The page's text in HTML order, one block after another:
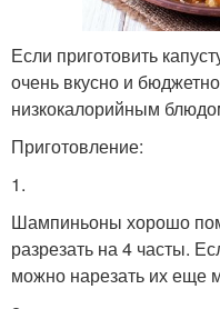
Если приготовить
очень вкусно и
низкокалорийным
Приготовление:
1.
Шампиньоны хорошо
разрезать на 4 часты.
можно нарезать их еще